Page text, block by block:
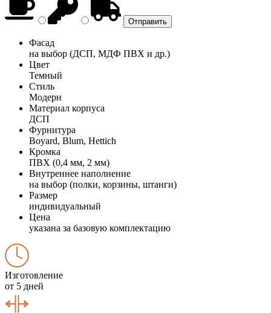
Фасад
на выбор (ДСП, МДФ ПВХ и др.)
Цвет
Темный
Стиль
Модерн
Материал корпуса
ДСП
Фурнитура
Boyard, Blum, Hettich
Кромка
ПВХ (0,4 мм, 2 мм)
Внутреннее наполнение
на выбор (полки, корзины, штанги)
Размер
индивидуальный
Цена
указана за базовую комплектацию
Изготовление
от 5 дней